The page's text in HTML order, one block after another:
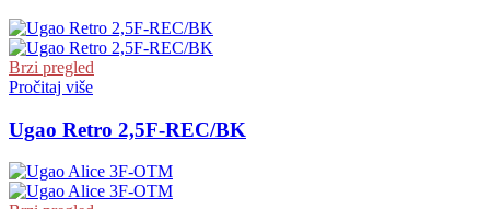
Brzi pregled
Pročitaj više
Ugao Retro 2,5F-REC/BK